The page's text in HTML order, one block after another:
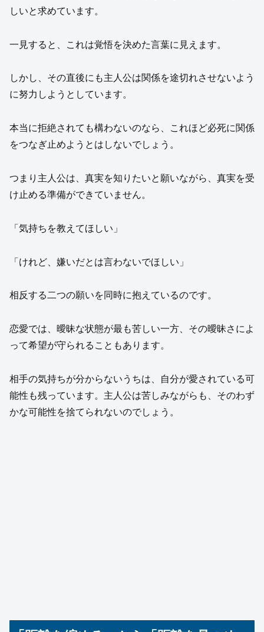
しいと求めています。
一見すると、これは覚悟を決めた言葉に見えます。
しかし、その直後にも主人公は関係を途切れさせないよう
に努力しようとしています。
本当に拒絶されても構わないのなら、これほど必死に関係
をつなぎ止めようとはしないでしょう。
つまり主人公は、真実を知りたいと願いながら、真実を受
け止める準備ができていません。
「気持ちを教えてほしい」
「けれど、嫌いだとは言わないでほしい」
相反する二つの願いを同時に抱えているのです。
恋愛では、曖昧な状態が最も苦しい一方、その曖昧さによ
って希望が守られることもあります。
相手の気持ちが分からないうちは、自分が愛されている可
能性も残っています。主人公は苦しみながらも、そのわず
かな可能性を捨てられないのでしょう。